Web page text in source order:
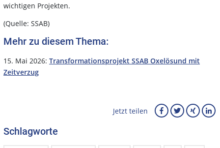
wichtigen Projekten.
(Quelle: SSAB)
Mehr zu diesem Thema:
15. Mai 2026: Transformationsprojekt SSAB Oxelösund mit
Zeitverzug
Jetzt teilen
Schlagworte